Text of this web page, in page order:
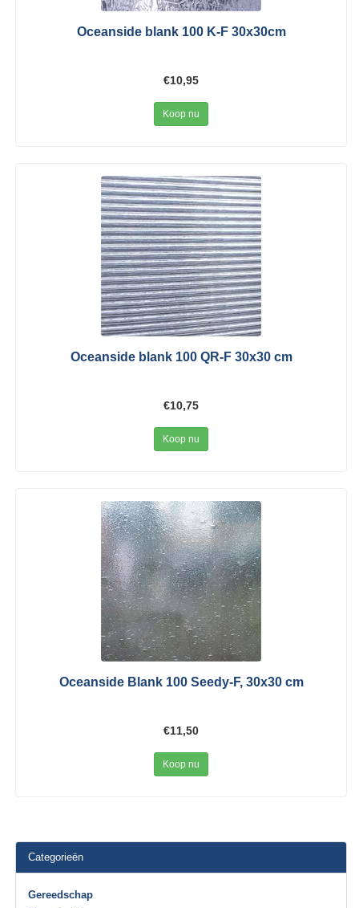
Oceanside blank 100 K-F 30x30cm
€10,95
Koop nu
Oceanside blank 100 QR-F 30x30 cm
€10,75
Koop nu
Oceanside Blank 100 Seedy-F, 30x30 cm
€11,50
Koop nu
Categorieën
Gereedschap